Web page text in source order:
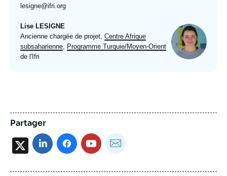
lesigne@ifri.org
Lise LESIGNE
Intitulé
du
poste
Ancienne chargée de projet, Centre Afrique
subsaharienne Programme Turquie/Moyen-Orient
de l'Ifri
Photo
Partager
X